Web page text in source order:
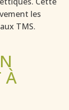
les
TMS.
À